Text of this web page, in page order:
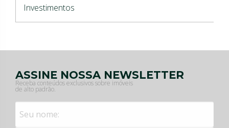
Investimentos
ASSINE NOSSA NEWSLETTER
Receba conteúdos exclusivos sobre imóveis
de alto padrão.